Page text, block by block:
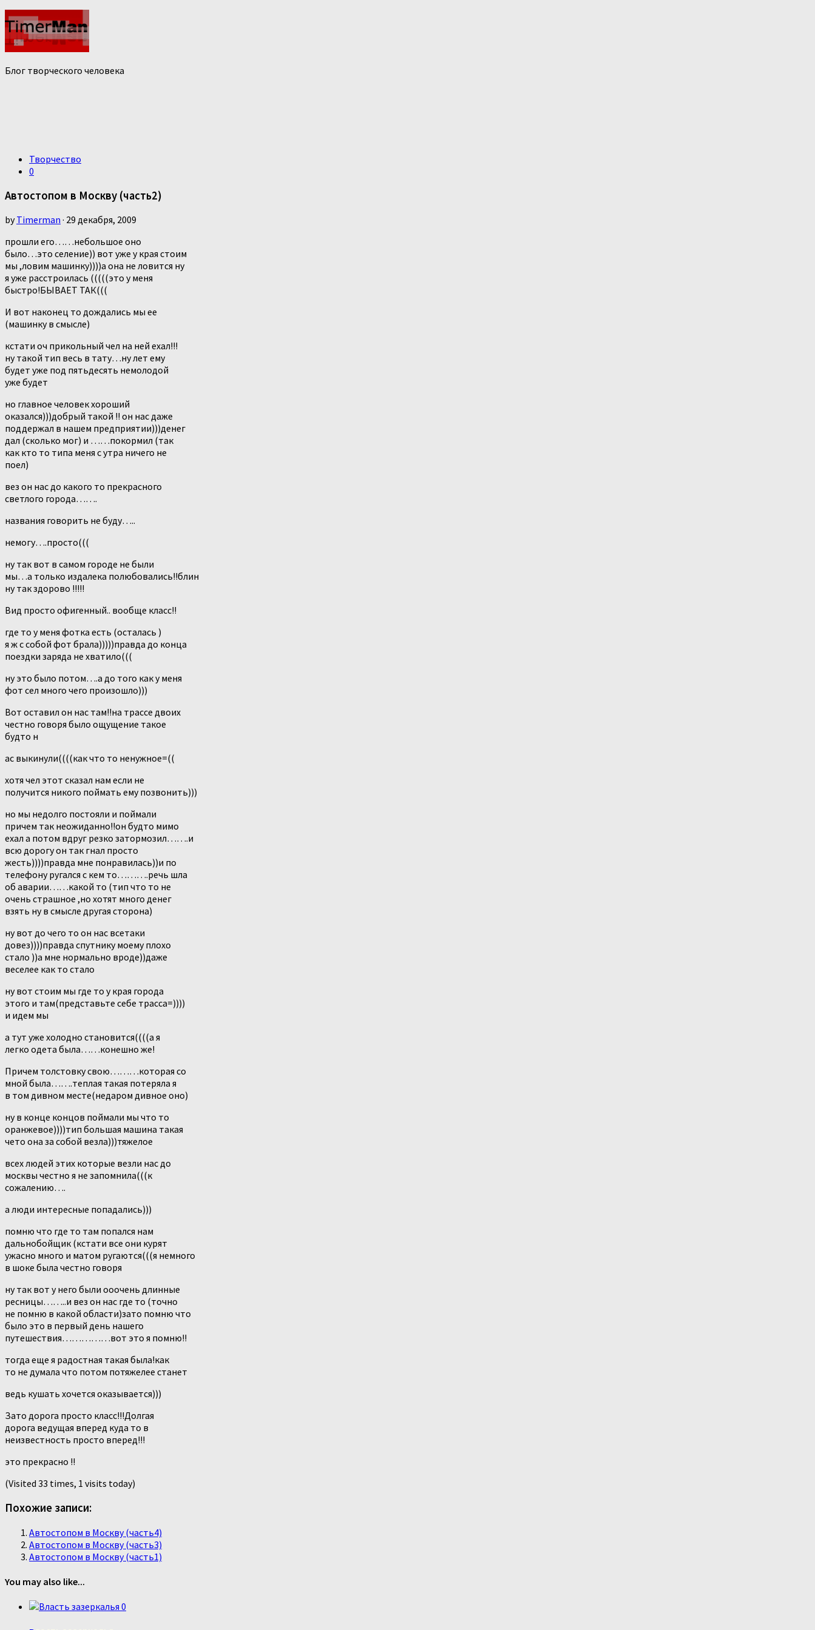
Блог творческого человека
Творчество
0
Автостопом в Москву (часть2)
byTimerman · 29 декабря, 2009
прошли его……небольшое оно
было…это селение)) вот уже у края стоим
мы ,ловим машинку))))а она не ловится ну
я уже расстроилась (((((это у меня
быстро!БЫВАЕТ ТАК(((
И вот наконец то дождались мы ее
(машинку в смысле)
кстати оч прикольный чел на ней ехал!!!
ну такой тип весь в тату…ну лет ему
будет уже под пятьдесять немолодой
уже будет
но главное человек хороший
оказался)))добрый такой !! он нас даже
поддержал в нашем предприятии)))денег
дал (сколько мог) и ……покормил (так
как кто то типа меня с утра ничего не
поел)
вез он нас до какого то прекрасного
светлого города…….
названия говорить не буду…..
немогу….просто(((
ну так вот в самом городе не были
мы…а только издалека полюбовались!!блин
ну так здорово !!!!!
Вид просто офигенный.. вообще класс!!
где то у меня фотка есть (осталась )
я ж с собой фот брала)))))правда до конца
поездки заряда не хватило(((
ну это было потом….а до того как у меня
фот сел много чего произошло)))
Вот оставил он нас там!!на трассе двоих
честно говоря было ощущение такое
будто н
ас выкинули((((как что то ненужное=((
хотя чел этот сказал нам если не
получится никого поймать ему позвонить)))
но мы недолго постояли и поймали
причем так неожиданно!!он будто мимо
ехал а потом вдруг резко затормозил…….и
всю дорогу он так гнал просто
жесть))))правда мне понравилась))и по
телефону ругался с кем то……….речь шла
об аварии……какой то (тип что то не
очень страшное ,но хотят много денег
взять ну в смысле другая сторона)
ну вот до чего то он нас всетаки
довез))))правда спутнику моему плохо
стало ))а мне нормально вроде))даже
веселее как то стало
ну вот стоим мы где то у края города
этого и там(представьте себе трасса=))))
и идем мы
а тут уже холодно становится((((а я
легко одета была……конешно же!
Причем толстовку свою………которая со
мной была…….теплая такая потеряла я
в том дивном месте(недаром дивное оно)
ну в конце концов поймали мы что то
оранжевое))))тип большая машина такая
чето она за собой везла)))тяжелое
всех людей этих которые везли нас до
москвы честно я не запомнила(((к
сожалению….
а люди интересные попадались)))
помню что где то там попался нам
дальнобойщик (кстати все они курят
ужасно много и матом ругаются(((я немного
в шоке была честно говоря
ну так вот у него были ооочень длинные
ресницы……..и вез он нас где то (точно
не помню в какой области)зато помню что
было это в первый день нашего
путешествия……………вот это я помню!!
тогда еще я радостная такая была!как
то не думала что потом потяжелее станет
ведь кушать хочется оказывается)))
Зато дорога просто класс!!!Долгая
дорога ведущая вперед куда то в
неизвестность просто вперед!!!
это прекрасно !!
(Visited 33 times, 1 visits today)
Похожие записи:
Автостопом в Москву (часть4)
Автостопом в Москву (часть3)
Автостопом в Москву (часть1)
You may also like...
0